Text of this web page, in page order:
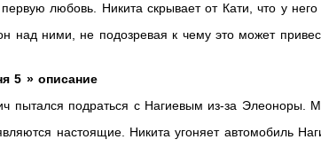
любовь. Никита скрывает от Кати, что у
над ними, не подозревая к чему это может
5 » описание
пытался подраться с Нагиевым из-за Элеоноры.
настоящие. Никита угоняет автомобиль